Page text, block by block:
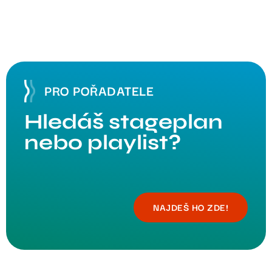
PRO POŘADATELE
Hledáš stageplan
nebo playlist?
NAJDEŠ HO ZDE!